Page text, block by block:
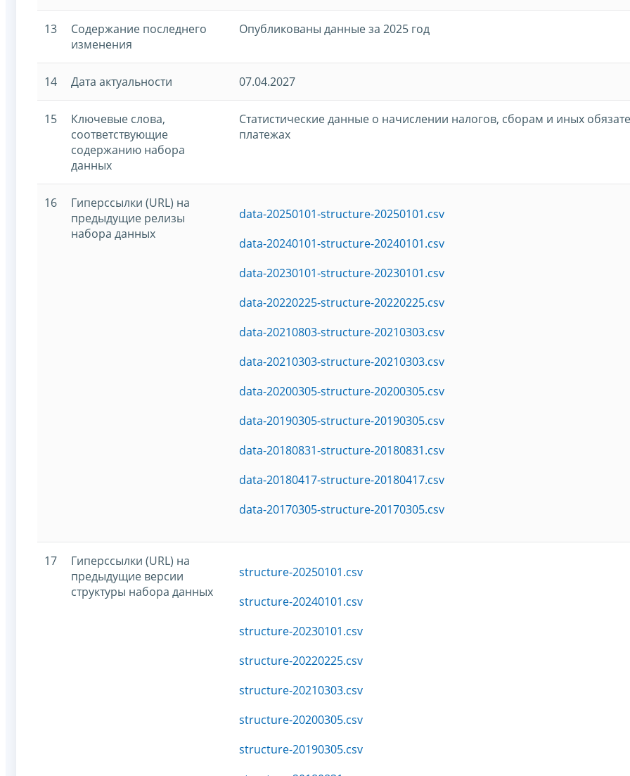
13
Содержание последнего
изменения
Опубликованы данные за 2025 год
14 Дата актуальности 07.04.2027
15
Ключевые слова,
соответствующие
содержанию набора
данных
Статистические данные о начислении налогов, сборам и иных
платежах
16
Гиперссылки (URL) на
предыдущие релизы
набора данных
data-20250101-structure-20250101.csv
data-20240101-structure-20240101.csv
data-20230101-structure-20230101.csv
data-20220225-structure-20220225.csv
data-20210803-structure-20210303.csv
data-20210303-structure-20210303.csv
data-20200305-structure-20200305.csv
data-20190305-structure-20190305.csv
data-20180831-structure-20180831.csv
data-20180417-structure-20180417.csv
data-20170305-structure-20170305.csv
17
Гиперссылки (URL) на
предыдущие версии
структуры набора данных
structure-20250101.csv
structure-20240101.csv
structure-20230101.csv
structure-20220225.csv
structure-20210303.csv
structure-20200305.csv
structure-20190305.csv